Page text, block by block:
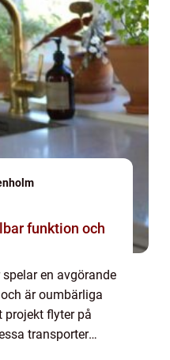
en avgörande
är oumbärliga
flyter på
transporter